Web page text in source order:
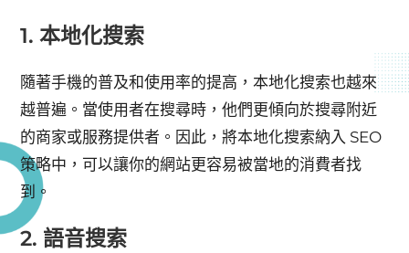
1. 本地化搜索
隨著手機的普及和使用率的提高，本地化搜索也越來
越普遍。當使用者在搜尋時，他們更傾向於搜尋附近
的商家或服務提供者。因此，將本地化搜索納入 SEO
策略中，可以讓你的網站更容易被當地的消費者找
到。
2. 語音搜索